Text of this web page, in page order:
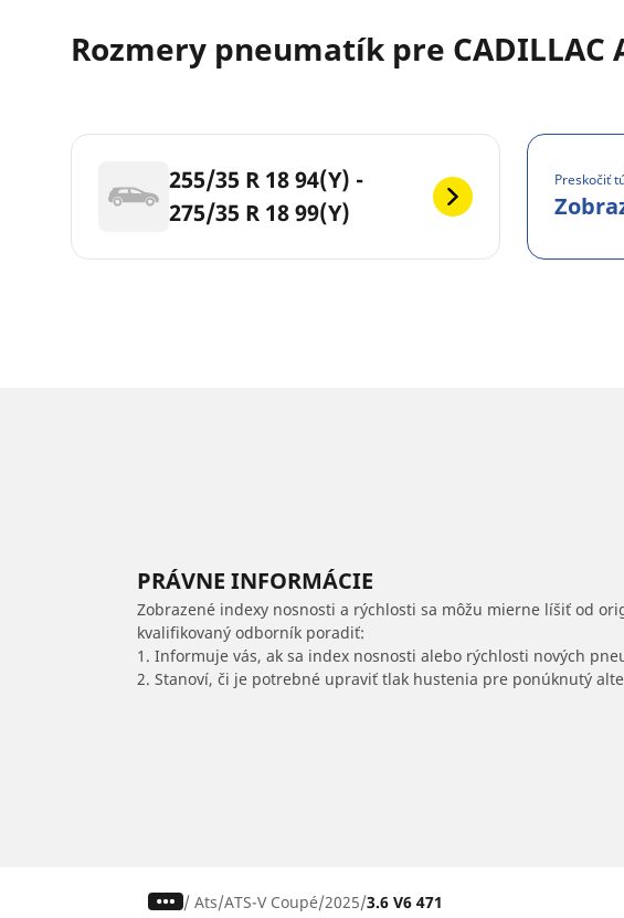
Rozmery pneumatík pre CADILLAC
255/35 R 18 94(Y) -
275/35 R 18 99(Y)
Preskočiť
PRÁVNE INFORMÁCIE
Zobrazené indexy nosnosti a rýchlosti sa môžu mierne líšiť od
kvalifikovaný odborník poradiť:
1. Informuje vás, ak sa index nosnosti alebo rýchlosti nových
2. Stanoví, či je potrebné upraviť tlak hustenia pre ponúknutý
/ Ats ATS-V Coupé 2025 3.6 V6 471